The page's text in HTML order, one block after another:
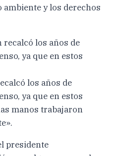
y los derechos
los años de
ya que en estos
manos trabajaron
presidente